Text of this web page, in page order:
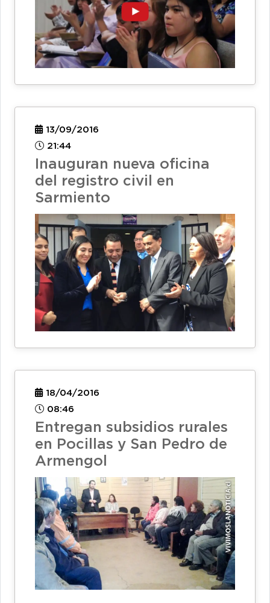
13/09/2016
21:44
Inauguran nueva oficina
del registro civil en
Sarmiento
18/04/2016
08:46
Entregan subsidios rurales
en Pocillas y San Pedro de
Armengol